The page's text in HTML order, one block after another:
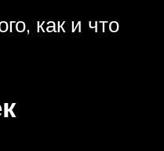
как и что